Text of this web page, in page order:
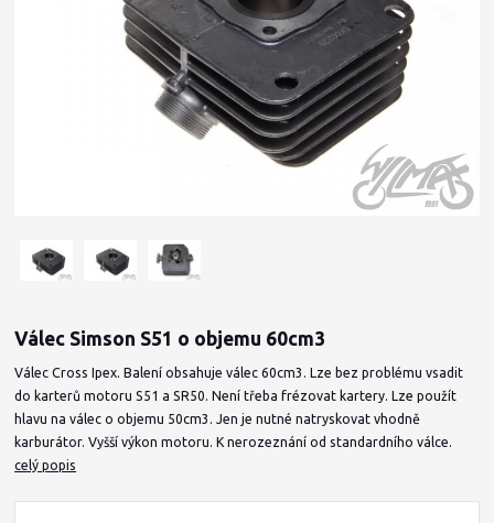
Válec Simson S51 o objemu 60cm3
Válec Cross Ipex. Balení obsahuje válec 60cm3. Lze bez problému vsadit
do karterů motoru S51 a SR50. Není třeba frézovat kartery. Lze použít
hlavu na válec o objemu 50cm3. Jen je nutné natryskovat vhodně
karburátor. Vyšší výkon motoru. K nerozeznání od standardního válce.
celý popis